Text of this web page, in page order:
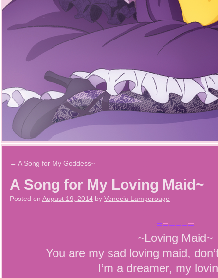
← A Song for My Goddess~
A Song for My Loving Maid~
Posted on August 19, 2014 by Venecia Lamperouge
~Loving Maid~
You are my sad loving maid,
I’m a dreamer, my